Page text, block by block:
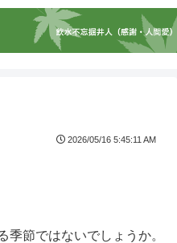
2026/05/16 5:45:11 AM
季節ではないでしょうか。